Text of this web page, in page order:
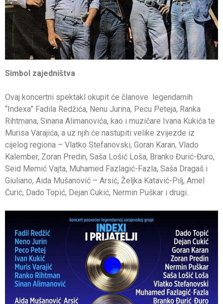
Simbol zajedništva
Ovaj koncertni spektakl okupit će članove legendarnih
“Indexa” Fadila Redžića, Nenu Jurina, Pecu Peteja, Ranka
Rihtmana, Sinana Alimanovića, kao i muzičare Ivana Kukića te
Murisa Varajića, a uz njih će nastupiti velike zvijezde iz
cijelog regiona – Vlatko Stefanovski, Goran Karan, Vlado
Kalember, Zoran Predin, Saša Lošić Loša, Branko Đurić-Đuro,
Seid Memić Vajta, Muhamed Fazlagić-Fazla, Saša Dragaš i
Giuliano, Aida Mušanović – Arsić, Željka Katavić-Pilj, Amel
Ćurić, Dado Topić, Dejan Cukić, Nermin Puškar i drugi.